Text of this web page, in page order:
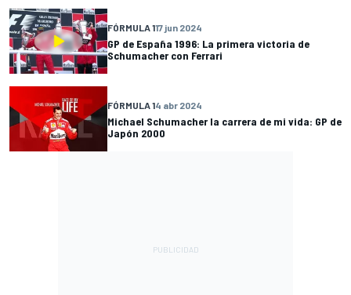
FÓRMULA 117 jun 2024
GP de España 1996: La primera victoria de
Schumacher con Ferrari
FÓRMULA 14 abr 2024
Michael Schumacher la carrera de mi vida: GP de
Japón 2000